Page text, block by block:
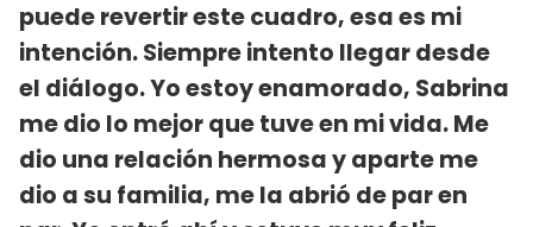
puede revertir este cuadro, esa es mi
intención. Siempre intento llegar desde
el diálogo. Yo estoy enamorado, Sabrina
me dio lo mejor que tuve en mi vida. Me
dio una relación hermosa y aparte me
dio a su familia, me la abrió de par en